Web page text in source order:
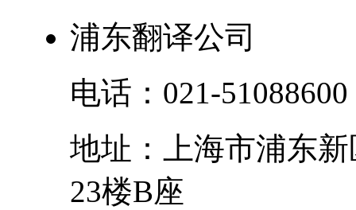
浦东翻译公司
电话： 021-51088600
地址：
上海市浦东新
23楼B座